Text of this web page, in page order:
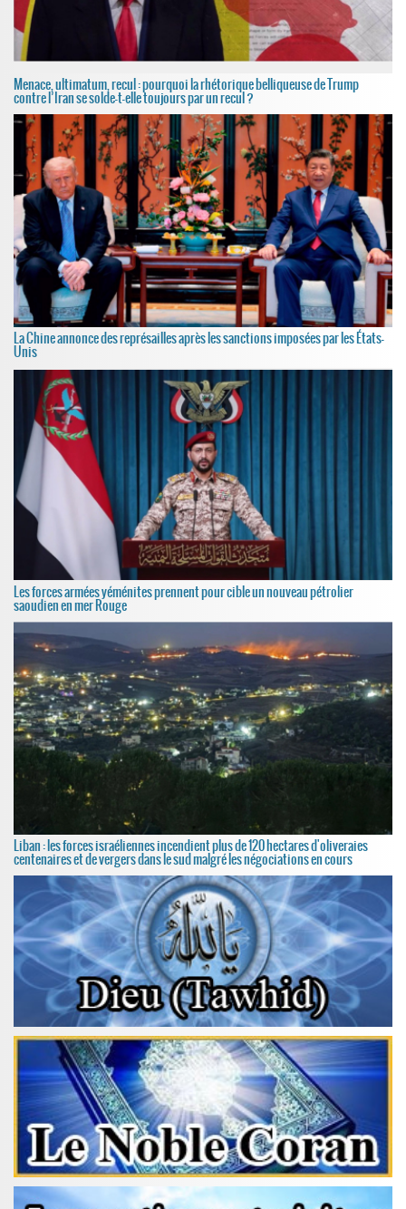
Menace, ultimatum, recul : pourquoi la rhétorique belliqueuse de Trump
contre l’Iran se solde-t-elle toujours par un recul ?
La Chine annonce des représailles après les sanctions imposées par les États-
Unis
Les forces armées yéménites prennent pour cible un nouveau pétrolier
saoudien en mer Rouge
Liban : les forces israéliennes incendient plus de 120 hectares d'oliveraies
centenaires et de vergers dans le sud malgré les négociations en cours